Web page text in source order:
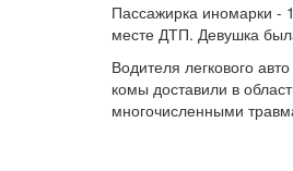
Пассажирка иномарки -
месте ДТП. Девушка
Водителя легкового
комы доставили в
многочисленными